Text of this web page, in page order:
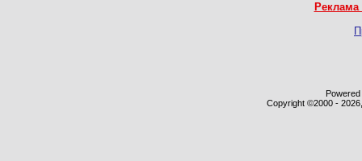
Copyright ©2000 -